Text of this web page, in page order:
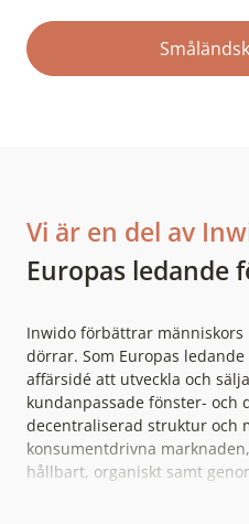
Vi är en del av
Europas ledande
Inwido förbättrar
dörrar. Som Europas
affärsidé att utveckla och
kundanpassade fönster- och
decentraliserad struktur och
konsumentdrivna
hållbart, organiskt samt